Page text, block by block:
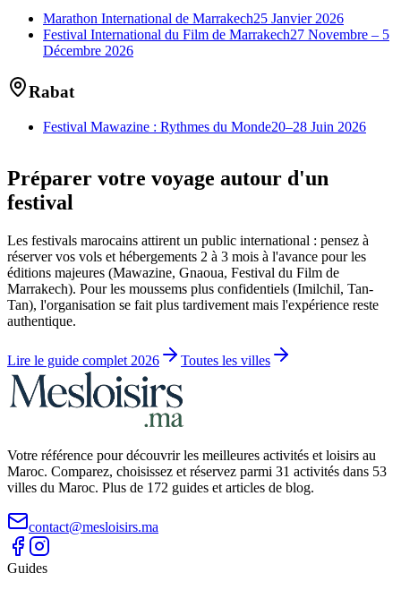
Marathon International de Marrakech25 Janvier 2026
Festival International du Film de Marrakech27 Novembre – 5
Décembre 2026
Rabat
Festival Mawazine : Rythmes du Monde20–28 Juin 2026
Préparer votre voyage autour d'un
festival
Les festivals marocains attirent un public international : pensez à
réserver vos vols et hébergements 2 à 3 mois à l'avance pour les
éditions majeures (Mawazine, Gnaoua, Festival du Film de
Marrakech). Pour les moussems plus confidentiels (Imilchil, Tan-
Tan), l'organisation se fait plus tardivement mais l'expérience reste
authentique.
Lire le guide complet 2026 Toutes les villes
Votre référence pour découvrir les meilleures activités et loisirs au
Maroc. Comparez, choisissez et réservez parmi 31 activités dans 53
villes du Maroc. Plus de 172 guides et articles de blog.
contact@mesloisirs.ma
Guides